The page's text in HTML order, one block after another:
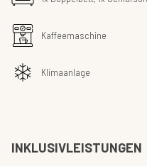
Kaffeemaschine
Klimaanlage
INKLUSIVLEISTUNGEN